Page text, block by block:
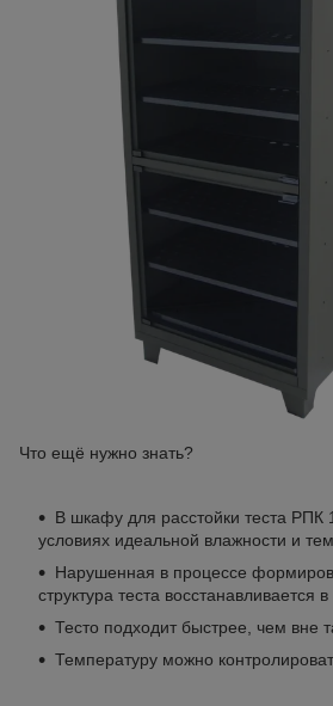
Что ещё нужно знать?
В шкафу для расстойки теста РПК
условиях идеальной влажности и
Нарушенная в процессе
структура теста восстанавливается
Тесто подходит быстрее, чем вне
Температуру можно